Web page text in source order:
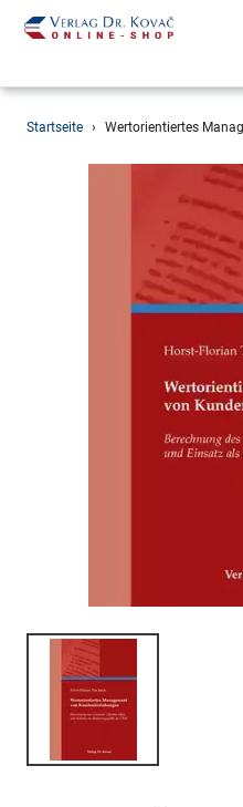
DirektStartseite › Wertorientiertes